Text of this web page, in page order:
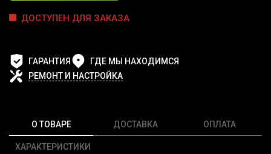
ДОСТУПЕН ДЛЯ ЗАКАЗА
ГАРАНТИЯ
ГДЕ МЫ НАХОДИМСЯ
РЕМОНТ И НАСТРОЙКА
О ТОВАРЕ
ХАРАКТЕРИСТИКИ
ДОСТАВКА ОПЛАТА